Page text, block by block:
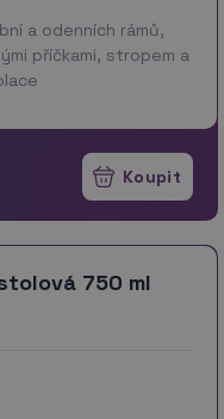
a odenních rámů,
příčkami, stropem a
750 ml